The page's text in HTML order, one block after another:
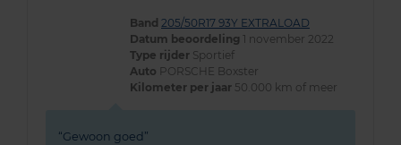
Band 205/50R17 93Y EXTRALOAD
Datum beoordeling 1 november 2022
Type rijder Sportief
Auto PORSCHE Boxster
Kilometer per jaar 50.000 km of meer
Gewoon goed